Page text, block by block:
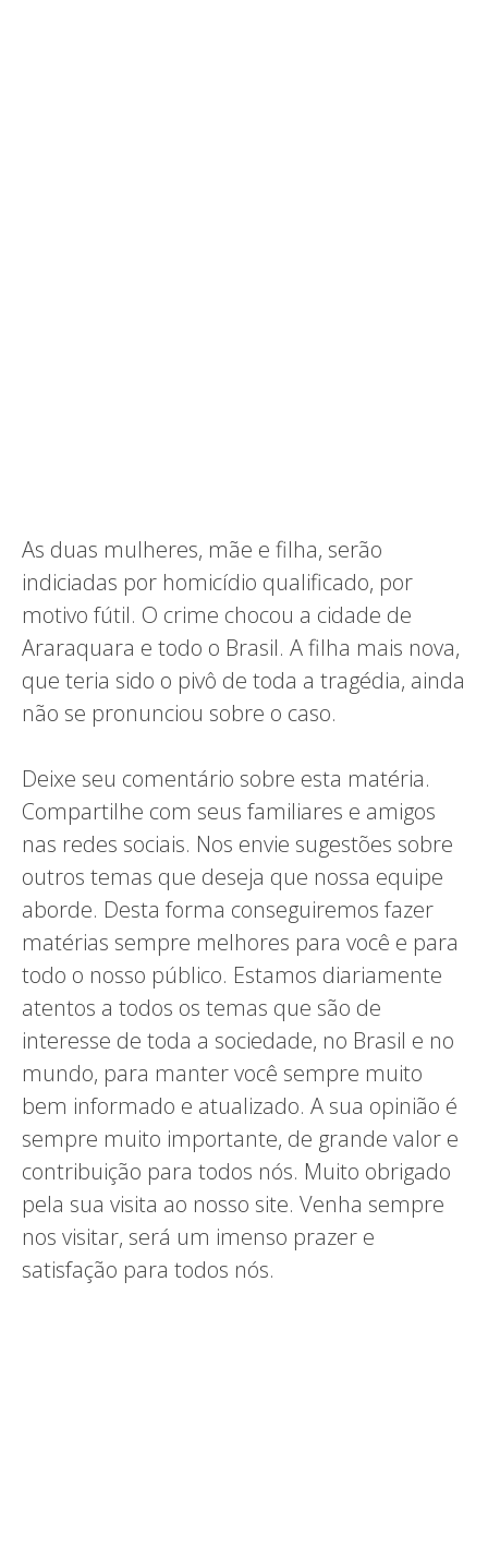
As duas mulheres, mãe e filha, serão
indiciadas por homicídio qualificado, por
motivo fútil. O crime chocou a cidade de
Araraquara e todo o Brasil. A filha mais nova,
que teria sido o pivô de toda a tragédia, ainda
não se pronunciou sobre o caso.
Deixe seu comentário sobre esta matéria.
Compartilhe com seus familiares e amigos
nas redes sociais. Nos envie sugestões sobre
outros temas que deseja que nossa equipe
aborde. Desta forma conseguiremos fazer
matérias sempre melhores para você e para
todo o nosso público. Estamos diariamente
atentos a todos os temas que são de
interesse de toda a sociedade, no Brasil e no
mundo, para manter você sempre muito
bem informado e atualizado. A sua opinião é
sempre muito importante, de grande valor e
contribuição para todos nós. Muito obrigado
pela sua visita ao nosso site. Venha sempre
nos visitar, será um imenso prazer e
satisfação para todos nós.